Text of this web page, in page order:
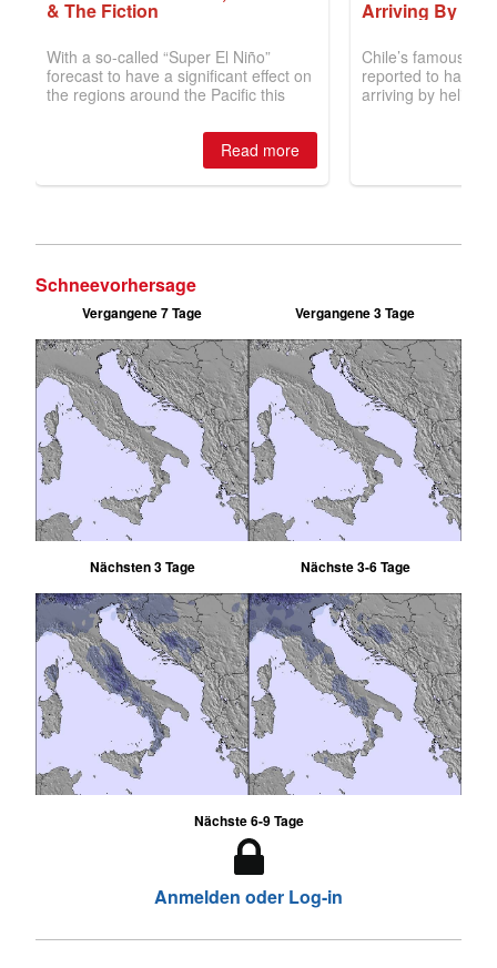
Schneevorhersage
Vergangene 7 Tage Vergangene 3 Tage
Nächsten 3 Tage Nächste 3-6 Tage
Nächste 6-9 Tage
Anmelden oder Log-in